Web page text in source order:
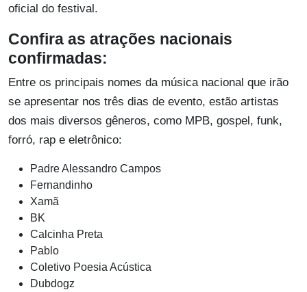
oficial do festival.
Confira as atrações nacionais
confirmadas:
Entre os principais nomes da música nacional que irão
se apresentar nos três dias de evento, estão artistas
dos mais diversos gêneros, como MPB, gospel, funk,
forró, rap e eletrônico:
Padre Alessandro Campos
Fernandinho
Xamã
BK
Calcinha Preta
Pablo
Coletivo Poesia Acústica
Dubdogz